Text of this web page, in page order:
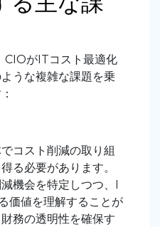
CIOがITコスト最適化
うな複雑な課題を乗
コスト削減の取り組
る必要があります。
機会を特定しつつ、I
価値を理解することが
務の透明性を確保す